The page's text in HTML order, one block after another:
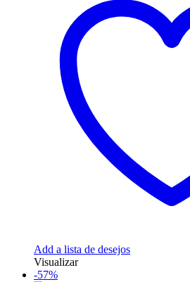
Add a lista de desejos
Visualizar
-57%